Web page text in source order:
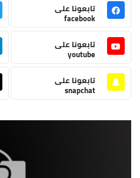
تابعونا على
facebook
تابعونا على
youtube
تابعونا على
snapchat